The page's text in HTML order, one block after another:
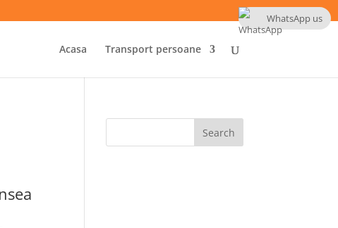
Acasa Transport persoane
WhatsApp us